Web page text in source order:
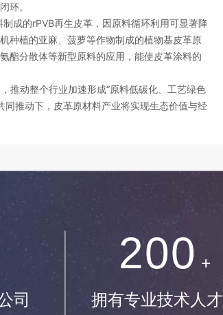
环。
成的rPVB再生皮革，因原料循环利用可显著降
种植的亚麻、菠萝等作物制成的植物基皮革原
酯分散体等新型原料的应用，能使皮革涂料的
推动整个行业加速形成“原料低碳化、工艺绿色
推动下，皮革原材料产业将实现生态价值与经
司
0
2
3
0
1
0
1
+
拥有专业技术人才